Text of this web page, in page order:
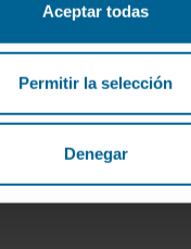
Aceptar todas
Permitir la selección
Denegar
relacionadas en
en conceptos
al átomo, puede
del